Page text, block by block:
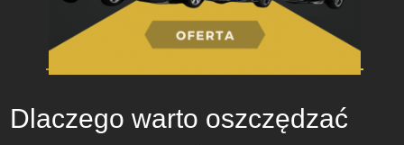
Dlaczego warto oszczędzać